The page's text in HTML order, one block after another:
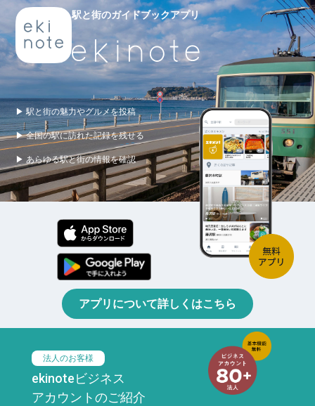
駅と街のガイドブックアプリ
▶ 駅と街の魅力やグルメを投稿
▶ 全国の駅に訪れた記録を残せる
▶ あらゆる駅と街の情報を確認
アプリについて詳しくはこちら
法人のお客様
ekinoteビジネス
アカウントのご紹介